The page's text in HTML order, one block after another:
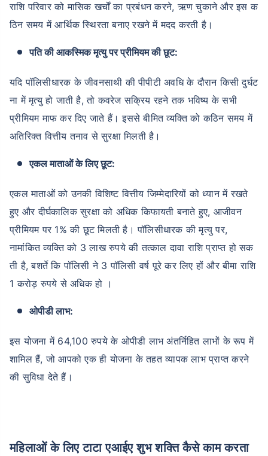
राशि परिवार को मासिक खर्चों का प्रबंधन करने, ऋण चुकाने और इस क
ठिन समय में आर्थिक स्थिरता बनाए रखने में मदद करती है।
पति की आकस्मिक मृत्यु पर प्रीमियम की छूट:
यदि पॉलिसीधारक के जीवनसाथी की पीपीटी अवधि के दौरान किसी दुर्घट
ना में मृत्यु हो जाती है, तो कवरेज सक्रिय रहने तक भविष्य के सभी
प्रीमियम माफ कर दिए जाते हैं। इससे बीमित व्यक्ति को कठिन समय में
अतिरिक्त वित्तीय तनाव से सुरक्षा मिलती है।
एकल माताओं के लिए छूट:
एकल माताओं को उनकी विशिष्ट वित्तीय जिम्मेदारियों को ध्यान में रखते
हुए और दीर्घकालिक सुरक्षा को अधिक किफायती बनाते हुए, आजीवन
प्रीमियम पर 1% की छूट मिलती है। पॉलिसीधारक की मृत्यु पर,
नामांकित व्यक्ति को 3 लाख रुपये की तत्काल दावा राशि प्राप्त हो सक
ती है, बशर्ते कि पॉलिसी ने 3 पॉलिसी वर्ष पूरे कर लिए हों और बीमा राशि
1 करोड़ रुपये से अधिक हो ।
ओपीडी लाभ:
इस योजना में 64,100 रुपये के ओपीडी लाभ अंतर्निहित लाभों के रूप में
शामिल हैं, जो आपको एक ही योजना के तहत व्यापक लाभ प्राप्त करने
की सुविधा देते हैं।
महिलाओं के लिए टाटा एआईए शुभ शक्ति कैसे काम करता